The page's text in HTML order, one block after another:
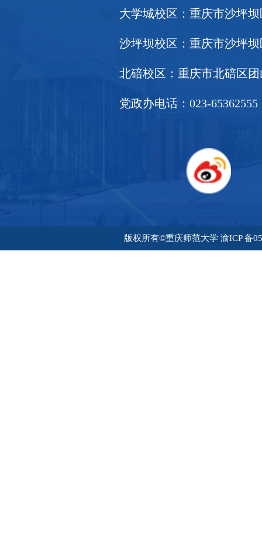
大学城校区：重庆市沙坪
沙坪坝校区：重庆市沙坪
北碚校区：重庆市北碚区团
党政办电话：023-65362555
版权所有©重庆师范大学 渝ICP 备